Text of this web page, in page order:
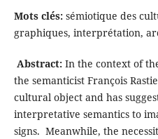
Mots clés: sémiotique des
graphiques, interprétation,
Abstract: In the context of
the semanticist François
cultural object and has
interpretative semantics to
signs. Meanwhile, the